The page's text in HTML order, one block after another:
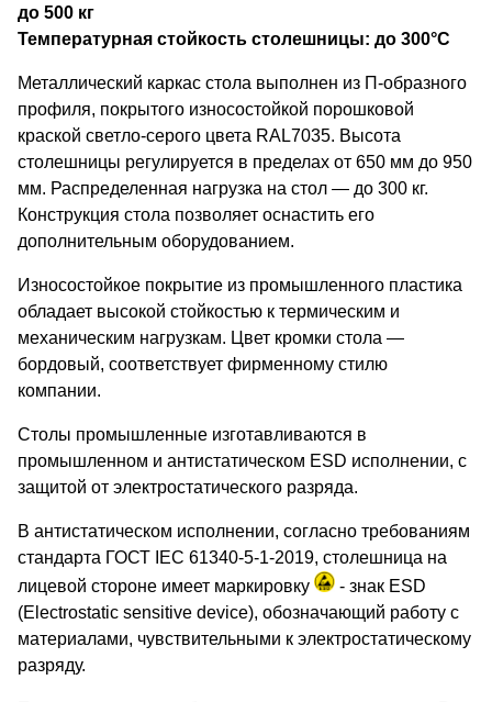
до 500 кг
Температурная стойкость столешницы: до 300°С
Металлический каркас стола выполнен из П-образного
профиля, покрытого износостойкой порошковой
краской светло-серого цвета RAL7035. Высота
столешницы регулируется в пределах от 650 мм до 950
мм. Распределенная нагрузка на стол — до 300 кг.
Конструкция стола позволяет оснастить его
дополнительным оборудованием.
Износостойкое покрытие из промышленного пластика
обладает высокой стойкостью к термическим и
механическим нагрузкам. Цвет кромки стола —
бордовый, соответствует фирменному стилю
компании.
Столы промышленные изготавливаются в
промышленном и антистатическом ESD исполнении, с
защитой от электростатического разряда.
В антистатическом исполнении, согласно требованиям
стандарта ГОСТ IEC 61340-5-1-2019, столешница на
лицевой стороне имеет маркировку
- знак ESD
(Electrostatic sensitive device), обозначающий работу с
материалами, чувствительными к электростатическому
разряду.